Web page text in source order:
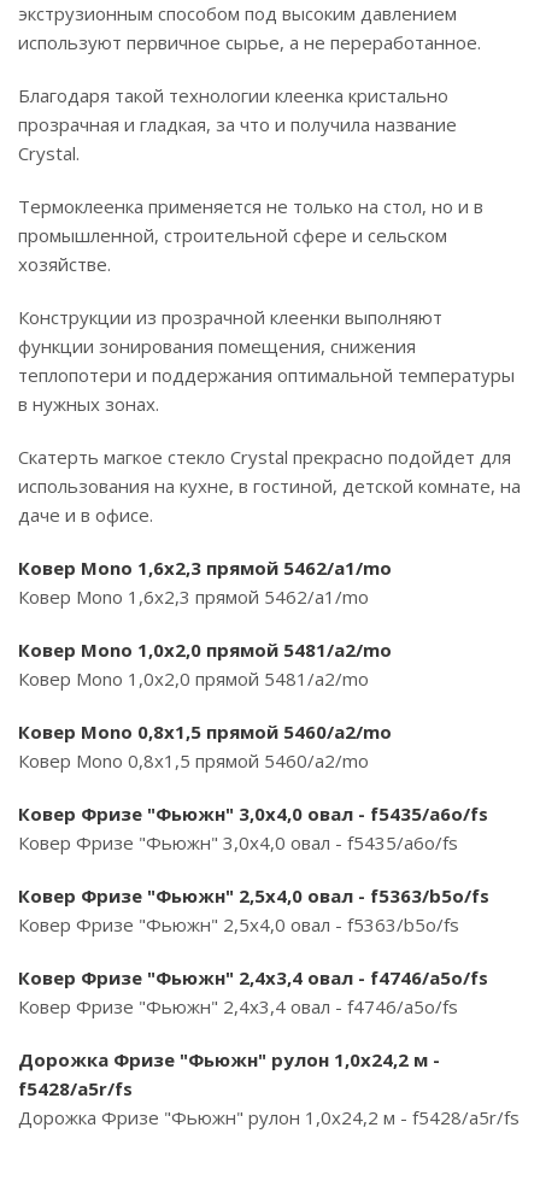
экструзионным способом под высоким давлением
используют первичное сырье, а не переработанное.
Благодаря такой технологии клеенка кристально
прозрачная и гладкая, за что и получила название
Crystal.
Термоклеенка применяется не только на стол, но и в
промышленной, строительной сфере и сельском
хозяйстве.
Конструкции из прозрачной клеенки выполняют
функции зонирования помещения, снижения
теплопотери и поддержания оптимальной температуры
в нужных зонах.
Скатерть магкое стекло Crystal прекрасно подойдет для
использования на кухне, в гостиной, детской комнате, на
даче и в офисе.
Ковер Mono 1,6х2,3 прямой 5462/a1/mo
Ковер Mono 1,6х2,3 прямой 5462/a1/mo
Ковер Mono 1,0х2,0 прямой 5481/a2/mo
Ковер Mono 1,0х2,0 прямой 5481/a2/mo
Ковер Mono 0,8х1,5 прямой 5460/a2/mo
Ковер Mono 0,8х1,5 прямой 5460/a2/mo
Ковер Фризе "Фьюжн" 3,0х4,0 овал - f5435/a6o/fs
Ковер Фризе "Фьюжн" 3,0х4,0 овал - f5435/a6o/fs
Ковер Фризе "Фьюжн" 2,5х4,0 овал - f5363/b5o/fs
Ковер Фризе "Фьюжн" 2,5х4,0 овал - f5363/b5o/fs
Ковер Фризе "Фьюжн" 2,4х3,4 овал - f4746/a5o/fs
Ковер Фризе "Фьюжн" 2,4х3,4 овал - f4746/a5o/fs
Дорожка Фризе "Фьюжн" рулон 1,0х24,2 м -
f5428/a5r/fs
Дорожка Фризе "Фьюжн" рулон 1,0х24,2 м - f5428/a5r/fs